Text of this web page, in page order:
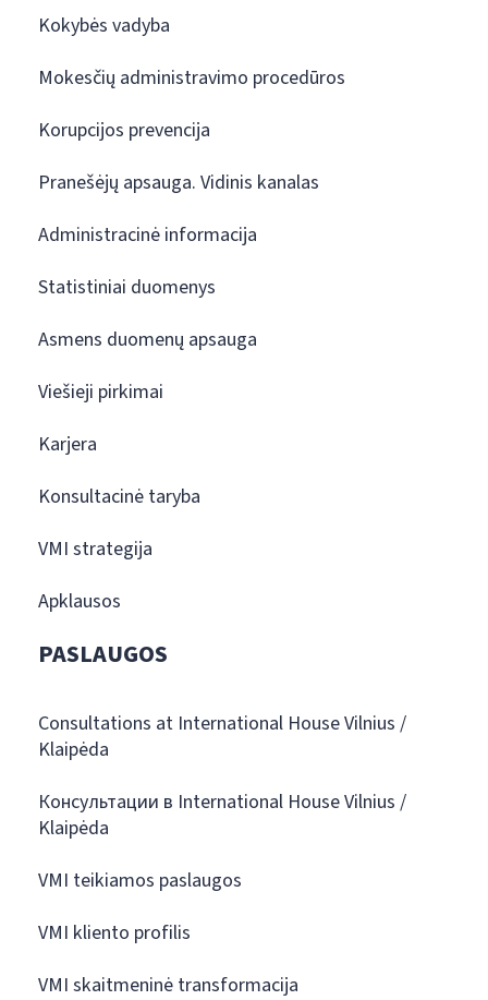
Kokybės vadyba
Mokesčių administravimo procedūros
Korupcijos prevencija
Pranešėjų apsauga. Vidinis kanalas
Administracinė informacija
Statistiniai duomenys
Asmens duomenų apsauga
Viešieji pirkimai
Karjera
Konsultacinė taryba
VMI strategija
Apklausos
PASLAUGOS
Consultations at International House Vilnius /
Klaipėda
Консультации в International House Vilnius /
Klaipėda
VMI teikiamos paslaugos
VMI kliento profilis
VMI skaitmeninė transformacija